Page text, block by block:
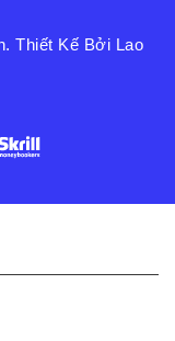
. Thiết Kế Bởi Lao